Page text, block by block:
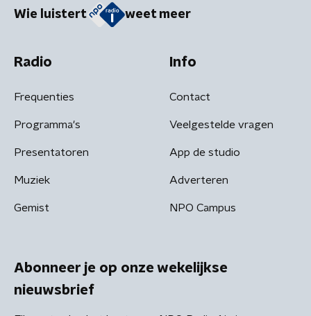
Wie luistert weet meer
Radio
Frequenties
Programma's
Presentatoren
Muziek
Gemist
Info
Contact
Veelgestelde vragen
App de studio
Adverteren
NPO Campus
Abonneer je op onze wekelijkse
nieuwsbrief